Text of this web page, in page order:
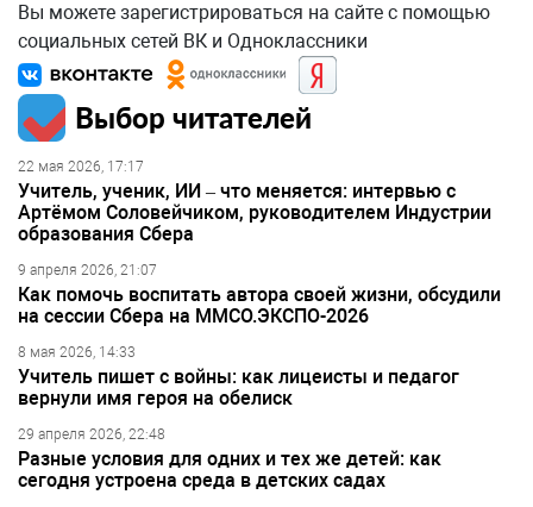
Вы можете зарегистрироваться на сайте с помощью
социальных сетей ВК и Одноклассники
Выбор читателей
22 мая 2026, 17:17
Учитель, ученик, ИИ – что меняется: интервью с
Артёмом Соловейчиком, руководителем Индустрии
образования Сбера
9 апреля 2026, 21:07
Как помочь воспитать автора своей жизни, обсудили
на сессии Сбера на ММСО.ЭКСПО-2026
8 мая 2026, 14:33
Учитель пишет с войны: как лицеисты и педагог
вернули имя героя на обелиск
29 апреля 2026, 22:48
Разные условия для одних и тех же детей: как
сегодня устроена среда в детских садах